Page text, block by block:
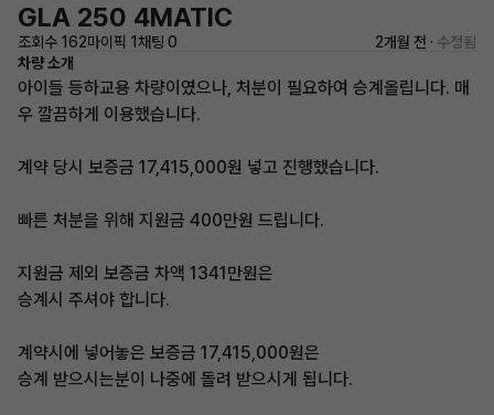
GLA 250 4MATIC
조회수 162마이픽 1채팅 0 2개월 전 · 수정됨
차량 소개
아이들 등하교용 차량이였으나, 처분이 필요하여 승계올립니다. 매
우 깔끔하게 이용했습니다.
계약 당시 보증금 17,415,000원 넣고 진행했습니다.
빠른 처분을 위해 지원금 400만원 드립니다.
지원금 제외 보증금 차액 1341만원은
승계시 주셔야 합니다.
계약시에 넣어놓은 보증금 17,415,000원은
승계 받으시는분이 나중에 돌려 받으시게 됩니다.